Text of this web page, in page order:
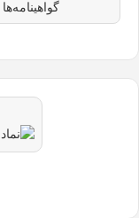
گواهینامه‌ها